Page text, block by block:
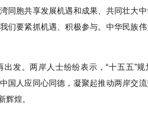
同胞共享发展机遇和成果、共同壮大中
们要紧抓机遇、积极参与。中华民族
发。两岸人士纷纷表示，“十五五”规
国人应同心同德，凝聚起推动两岸交
辉煌。